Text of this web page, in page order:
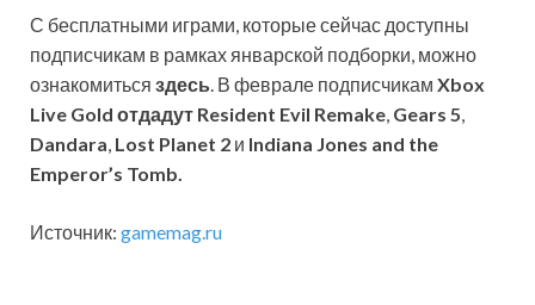
С бесплатными играми, которые сейчас доступны
подписчикам в рамках январской подборки, можно
ознакомиться здесь. В феврале подписчикам Xbox
Live Gold отдадут Resident Evil Remake, Gears 5,
Dandara, Lost Planet 2 и Indiana Jones and the
Emperor’s Tomb.
Источник: gamemag.ru